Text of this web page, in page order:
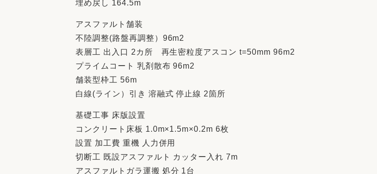
埋め戻し 164.5m
アスファルト舗装
不陸調整(路盤再調整）96m2
表層工 出入口 2カ所 再生密粒度アスコン t=50mm 96m2
プライムコート 乳剤散布 96m2
舗装型枠工 56m
白線(ライン）引き 溶融式 停止線 2箇所
基礎工事 床版設置
コンクリート床板 1.0m×1.5m×0.2m 6枚
設置 加工費 重機 人力併用
切断工 既設アスファルト カッター入れ 7m
アスファルトガラ運搬 処分 1台